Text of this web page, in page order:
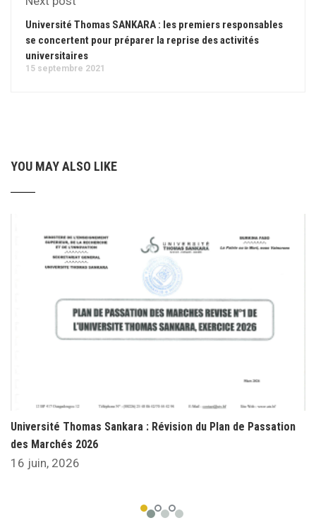
Université Thomas SANKARA : les premiers responsables
se concertent pour préparer la reprise des activités
universitaires
15 septembre 2021
YOU MAY ALSO LIKE
Université Thomas Sankara : Révision du Plan de Passation
des Marchés 2026
16 juin, 2026